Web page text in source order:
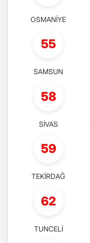
OSMANİYE
55
SAMSUN
58
SİVAS
59
TEKİRDAĞ
62
TUNCELİ